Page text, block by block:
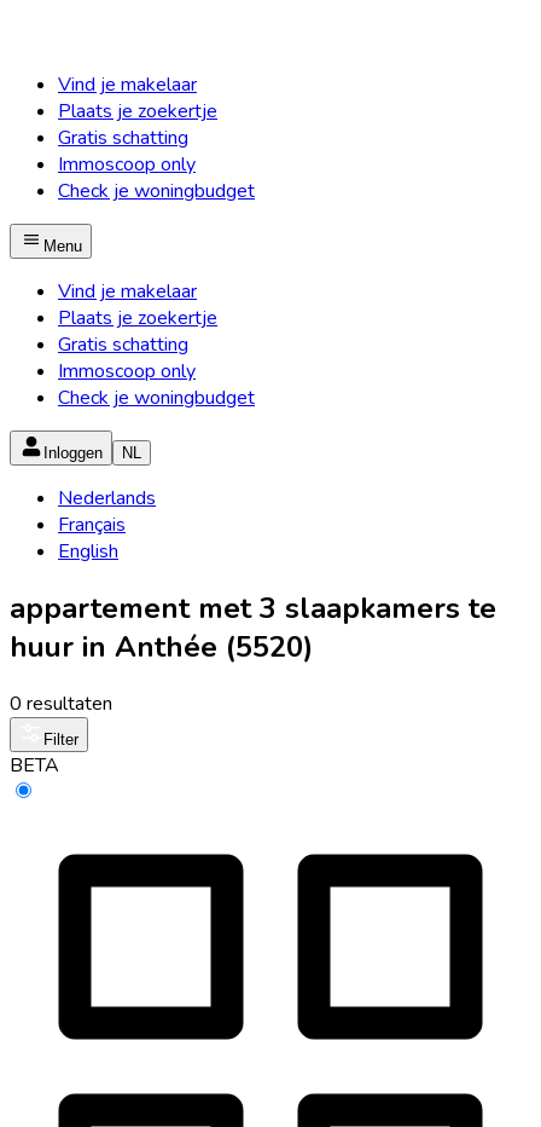
Vind je makelaar
Plaats je zoekertje
Gratis schatting
Immoscoop only
Check je woningbudget
Menu
Vind je makelaar
Plaats je zoekertje
Gratis schatting
Immoscoop only
Check je woningbudget
Inloggen NL
Nederlands
Français
English
appartement met 3 slaapkamers te
huur in Anthée (5520)
0 resultaten
Filter
BETA